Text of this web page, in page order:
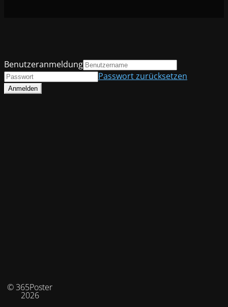
© 365Poster
2026
Benutzeranmeldung
Passwort zurücksetzen